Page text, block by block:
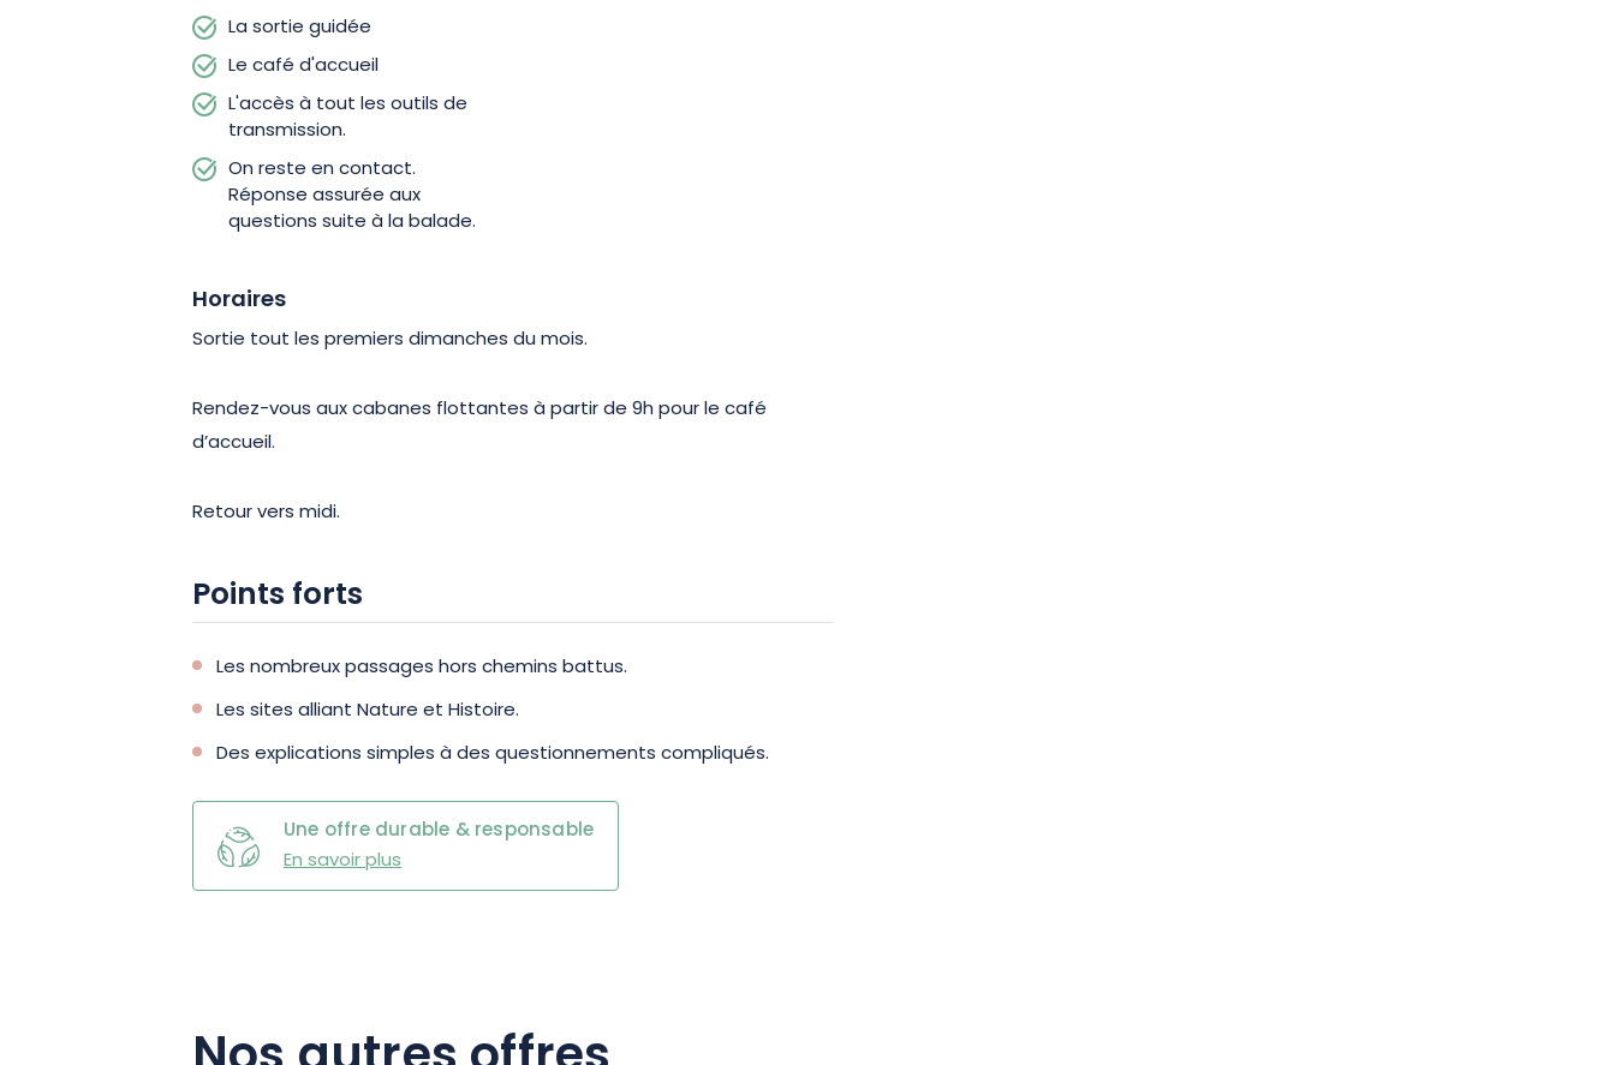
La sortie guidée
Le café d'accueil
L'accès à tout les outils de
transmission.
On reste en contact.
Réponse assurée aux
questions suite à la balade.
Horaires
Sortie tout les premiers dimanches du mois.
Rendez-vous aux cabanes flottantes à partir de 9h pour le café
d’accueil.
Retour vers midi.
Points forts
Les nombreux passages hors chemins battus.
Les sites alliant Nature et Histoire.
Des explications simples à des questionnements compliqués. ​
Une offre durable & responsable
En savoir plus